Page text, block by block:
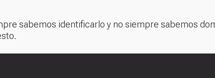
sabemos identificarlo y no siempre sabemos